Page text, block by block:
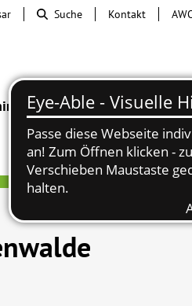
Beratung & Hilfe
Suche Kontakt